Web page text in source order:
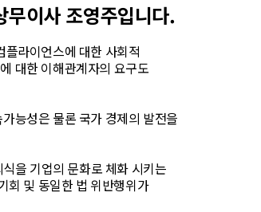
이사 조영주입니다.
라이언스에 대한 사회적
대한 이해관계자의 요구도
능성은 물론 국가 경제의 발전을
을 기업의 문화로 체화 시키는
회 및 동일한 법 위반행위가